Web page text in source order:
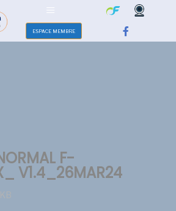
ESPACE MEMBRE
F-
V1.4_26MAR24